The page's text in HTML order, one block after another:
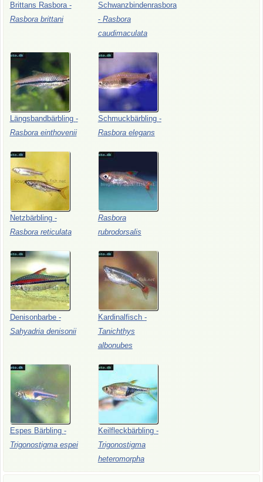
Brittans Rasbora -
Rasbora brittani
Schwanzbindenrasbora
- Rasbora
caudimaculata
Längsbandbärbling -
Rasbora einthovenii
Schmuckbärbling -
Rasbora elegans
Netzbärbling -
Rasbora reticulata
Rasbora
rubrodorsalis
Denisonbarbe -
Sahyadria denisonii
Kardinalfisch -
Tanichthys
albonubes
Espes Bärbling -
Trigonostigma espei
Keilfleckbärbling -
Trigonostigma
heteromorpha